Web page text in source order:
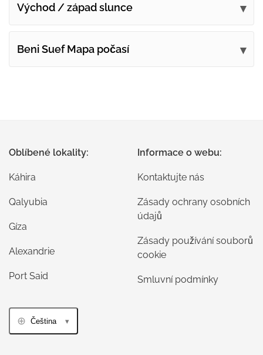
Východ / západ slunce
Beni Suef Mapa počasí
Oblíbené lokality:
Káhira
Qalyubia
Gíza
Alexandrie
Port Said
Informace o webu:
Kontaktujte nás
Zásady ochrany osobních
údajů
Zásady používání souborů
cookie
Smluvní podmínky
Čeština